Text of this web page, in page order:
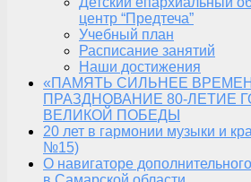
центр “Предтеча”
Учебный план
Расписание занятий
Наши достижения
«ПАМЯТЬ СИЛЬНЕЕ
ПРАЗДНОВАНИЕ 80-ЛЕТИЕ
ВЕЛИКОЙ ПОБЕДЫ
20 лет в гармонии музыки и
№15)
О навигаторе